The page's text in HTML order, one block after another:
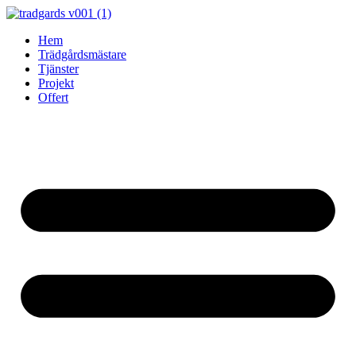
Skip
contentHem
Trädgårdsmästare
Tjänster
Projekt
Offert